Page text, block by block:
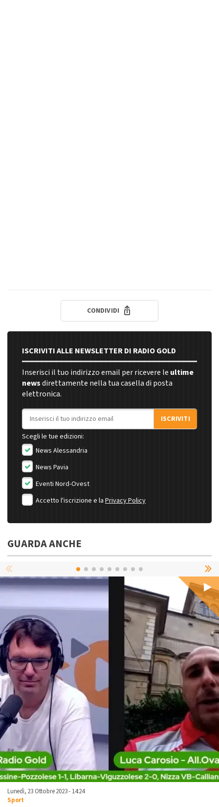
CONDIVIDI
ISCRIVITI ALLE NEWSLETTER DI RADIO GOLD
Inserisci il tuo indirizzo email per ricevere le ultime
newsdirettamente nella tua casella di posta
elettronica.
Indirizzo email
ISCRIVITI
Scegli le tue edizioni:
News Alessandria
News Pavia
Eventi Nord-Ovest
Accetto l'iscrizione e la Privacy Policy
GUARDA ANCHE
Lunedì, 23 Ottobre 2023 - 14:24
Sport